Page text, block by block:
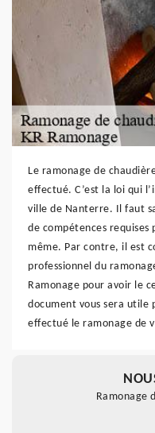
Le ramonage de
effectué. C’est la loi qui
ville de Nanterre. Il faut
de compétences
même. Par contre, il est
professionnel du
Ramonage pour avoir le
document vous sera utile
effectué le ramonage de
Ramonage